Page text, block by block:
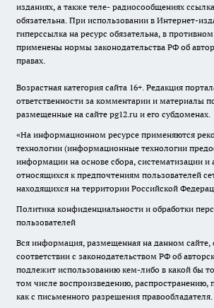
изданиях, а также теле- радиосообщениях
обязательна. При использовании в Интернет-
гиперссылка на ресурс обязательна, в
применены нормы законодательства РФ об
правах.
Возрастная категория сайта 16+. Редакция
ответственности за комментарии и материалы
размещенные на сайте pg12.ru и его субдоменах.
«На информационном ресурсе применяются
технологии (информационные технологии
информации на основе сбора, систематизации и
относящихся к предпочтениям пользователей
находящихся на территории Российской
Политика конфиденциальности и обработки
пользователей
Вся информация, размещенная на данном сайте,
соответствии с законодательством РФ об
подлежит использованию кем-либо в какой бы
том числе воспроизведению, распространению,
как с письменного разрешения правообладателя.